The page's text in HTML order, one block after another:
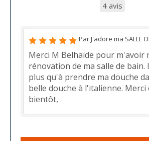
4 avis
Par J'adore ma SALLE
Merci M Belhaïde pour m'avoir
rénovation de ma salle de bain.
plus qu'à prendre ma douche
belle douche à l'italienne. Merci
bientôt,